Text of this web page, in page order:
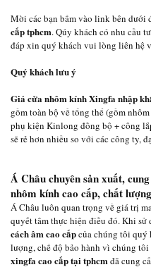
Mời các bạn bấm vào link bên dưới
cấp tphcm. Qúy khách có nhu cầu
đáp xin quý khách vui lòng liên hệ
Quý khách lưu ý
Giá cửa nhôm kính Xingfa nhập
gồm toàn bộ về tổng thể (gồm
phụ kiện Kinlong đồng bộ + công
sẽ rẻ hơn nhiều so với các công ty,
Á Châu chuyên sản xuất,
nhôm kính cao cấp, chất
Á Châu luôn quan trọng về giá trị
quyết tâm thực hiện điều đó. Khi sử
cách âm cao cấpcủa chúng tôi quý
lượng, chế độ bảo hành vì chúng
xingfa cao cấp tại tphcmđã cung